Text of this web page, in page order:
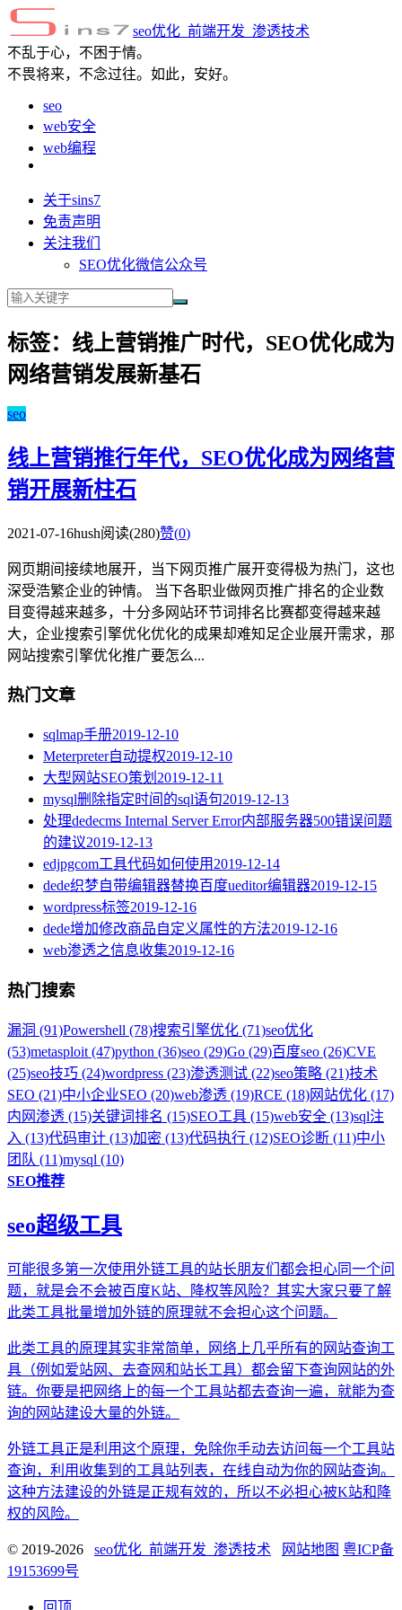
seo优化_前端开发_渗透技术
不乱于心，不困于情。
不畏将来，不念过往。如此，安好。
seo
web安全
web编程
关于sins7
免责声明
关注我们
SEO优化微信公众号
标签：线上营销推广时代，SEO优化成为
网络营销发展新基石
seo
线上营销推行年代，SEO优化成为网络营
销开展新柱石
2021-07-16hush阅读(280)赞(0)
网页期间接续地展开，当下网页推广展开变得极为热门，这也
深受浩繁企业的钟情。 当下各职业做网页推广排名的企业数
目变得越来越多，十分多网站环节词排名比赛都变得越来越
大，企业搜索引擎优化优化的成果却难知足企业展开需求，那
网站搜索引擎优化推广要怎么...
热门文章
sqlmap手册2019-12-10
Meterpreter自动提权2019-12-10
大型网站SEO策划 2019-12-11
mysql删除指定时间的sql语句2019-12-13
处理dedecms Internal Server Error内部服务器500错误问题
的建议2019-12-13
edjpgcom工具代码如何使用 2019-12-14
dede织梦自带编辑器替换百度ueditor编辑器2019-12-15
wordpress标签2019-12-16
dede增加修改商品自定义属性的方法2019-12-16
web渗透之信息收集2019-12-16
热门搜索
漏洞 (91)Powershell (78)搜索引擎优化 (71)seo优化
(53)metasploit (47)python (36)seo (29)Go (29)百度seo (26)CVE
(25)seo技巧 (24)wordpress (23)渗透测试 (22)seo策略 (21)技术
SEO (21)中小企业SEO (20)web渗透 (19)RCE (18)网站优化 (17)
内网渗透 (15)关键词排名 (15)SEO工具 (15)web安全 (13)sql注
入 (13)代码审计 (13)加密 (13)代码执行 (12)SEO诊断 (11)中小
团队 (11)mysql (10)
SEO推荐
seo超级工具
可能很多第一次使用外链工具的站长朋友们都会担心同一个问
题，就是会不会被百度K站、降权等风险？其实大家只要了解
此类工具批量增加外链的原理就不会担心这个问题。
此类工具的原理其实非常简单，网络上几乎所有的网站查询工
具（例如爱站网、去查网和站长工具）都会留下查询网站的外
链。你要是把网络上的每一个工具站都去查询一遍，就能为查
询的网站建设大量的外链。
外链工具正是利用这个原理，免除你手动去访问每一个工具站
查询，利用收集到的工具站列表，在线自动为你的网站查询。
这种方法建设的外链是正规有效的，所以不必担心被K站和降
权的风险。
© 2019-2026 seo优化_前端开发_渗透技术 网站地图 粤ICP备
19153699号